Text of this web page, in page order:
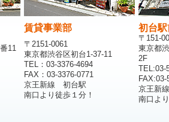
11
賃貸事業部
〒2151-0061
東京都渋谷区初台1-37-11
TEL：03-3376-4694
FAX：03-3376-0771
京王新線 初台駅
南口より徒歩１分！
初台
〒151-
東京都
2F
TEL:03-
FAX:03-
京王新
南口よ